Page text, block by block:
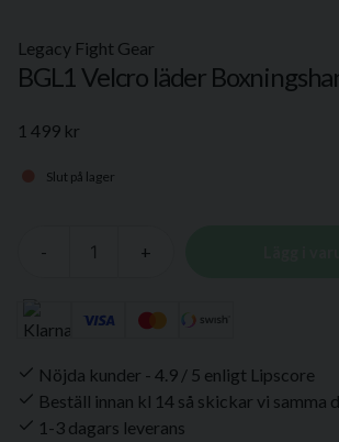
Legacy Fight Gear
BGL1 Velcro läder
1 499 kr
Slut på lager
- +
Nöjda kunder - 4.9 / 5 enligt Lipscore
Beställ innan kl 14 så skickar vi samma
1-3 dagars leverans